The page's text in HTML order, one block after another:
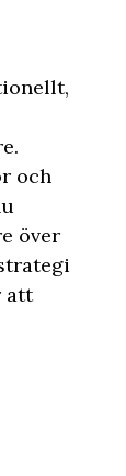
och
över
att